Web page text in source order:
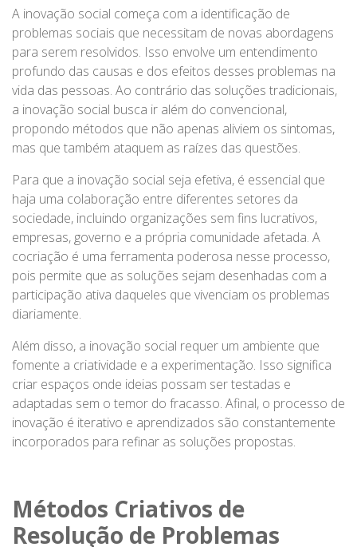
A inovação social começa com a identificação de
problemas sociais que necessitam de novas abordagens
para serem resolvidos. Isso envolve um entendimento
profundo das causas e dos efeitos desses problemas na
vida das pessoas. Ao contrário das soluções tradicionais,
a inovação social busca ir além do convencional,
propondo métodos que não apenas aliviem os sintomas,
mas que também ataquem as raízes das questões.
Para que a inovação social seja efetiva, é essencial que
haja uma colaboração entre diferentes setores da
sociedade, incluindo organizações sem fins lucrativos,
empresas, governo e a própria comunidade afetada. A
cocriação é uma ferramenta poderosa nesse processo,
pois permite que as soluções sejam desenhadas com a
participação ativa daqueles que vivenciam os problemas
diariamente.
Além disso, a inovação social requer um ambiente que
fomente a criatividade e a experimentação. Isso significa
criar espaços onde ideias possam ser testadas e
adaptadas sem o temor do fracasso. Afinal, o processo de
inovação é iterativo e aprendizados são constantemente
incorporados para refinar as soluções propostas.
Métodos Criativos de
Resolução de Problemas